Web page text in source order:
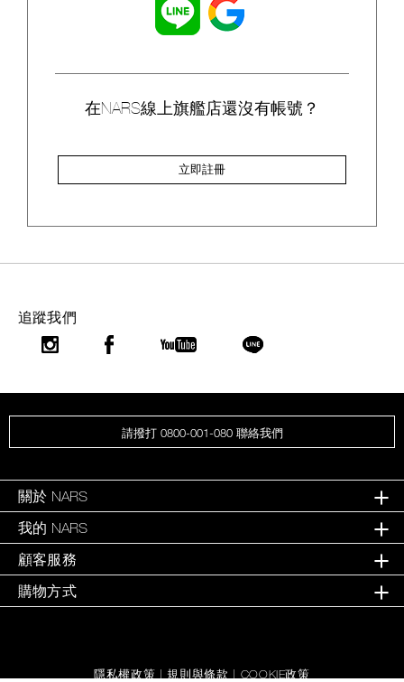
在NARS線上旗艦店還沒有帳號？
立即註冊
追蹤我們
請撥打 0800-001-080 聯絡我們
關於 NARS
我的 NARS
顧客服務
購物方式
隱私權政策 |規則與條款 | COOKIE政策